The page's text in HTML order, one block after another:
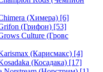
(Химера) [6]
(Грифон) [53]
Culture (Гровс
(Карисмакс) [4]
(Косадака) [17]